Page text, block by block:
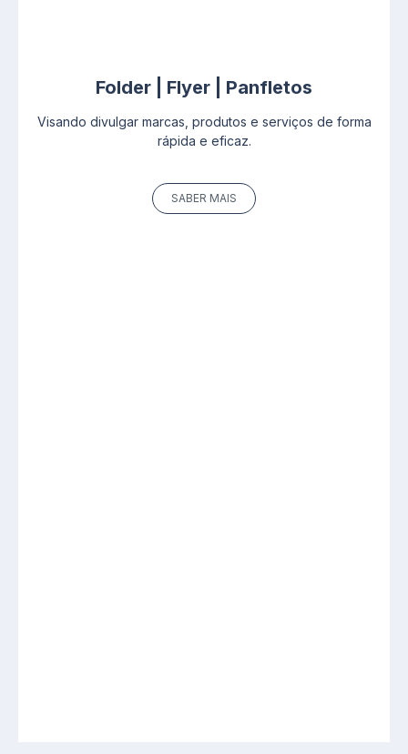
Folder | Flyer | Panfletos
Visando divulgar marcas, produtos e serviços de forma
rápida e eficaz.
SABER MAIS